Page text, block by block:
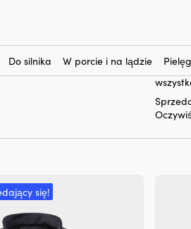
Do silnika W porcie i na lądzie
się!